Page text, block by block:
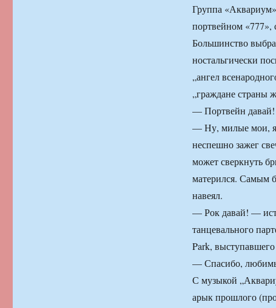
Группа
портвейном «777»,
Большинство
ностальгически
„ангел
„граждане страны
— Портвейн давай!
— Ну, милые мои, я
неспешно зажег
может сверкнуть
матерился. Самым
навеял.
— Рок давай! —
танцевального
Park, выступавшего
— Спасибо,
С музыкой
арык прошлого